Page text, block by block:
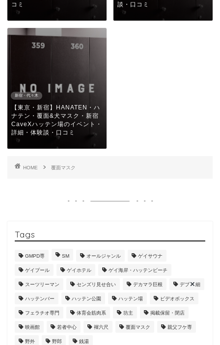
コミ
談・口コミ
新宿・代々木
【東京・新宿】HANATEN・ハ
ナテン・覆面&犬マスク・新宿
CaveXハッテン場のイベント・
詳細・体験談・口コミ
HOME 覆面マスク
Tags
GMPD専 SM オールジャンル ゲイサウナ
ゲイプール ゲイホテル ゲイ海岸・ハッテンビーチ
スーツリーマン センズリ見せ合い デカマラ巨根 デブ 細
ハッテンバー ハッテン公園 ハッテン場 ビデオボックス
フェラチオ専門 体育会筋肉系 坊主 掲載保留・閉店
映画館 若者中心 褌六尺 覆面マスク 親父フケ専
野外 野郎 銭湯